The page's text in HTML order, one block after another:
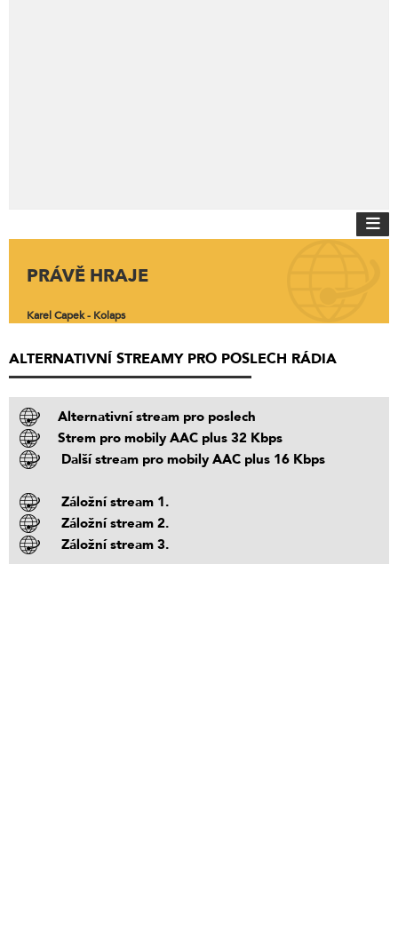
PRÁVĚ HRAJE
Karel Capek - Kolaps
ALTERNATIVNÍ STREAMY PRO POSLECH RÁDIA
Alternativní stream pro poslech
Strem pro mobily AAC plus 32 Kbps
Další stream pro mobily AAC plus 16 Kbps
Záložní stream 1.
Záložní stream 2.
Záložní stream 3.